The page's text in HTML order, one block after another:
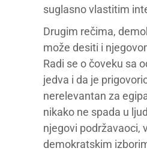
suglasno vlastitim
Drugim rečima,
može desiti i
Radi se o čoveku sa
jedva i da je
nerelevantan za
nikako ne spada u
njegovi podržavaoci,
demokratskim